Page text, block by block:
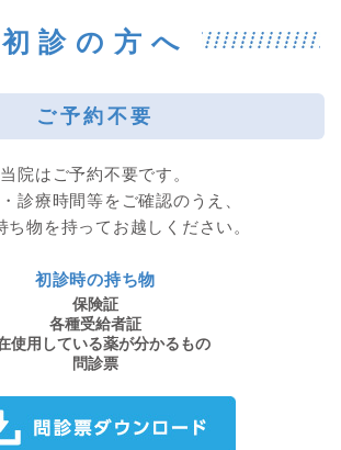
初診の方へ
ご予約不要
当院はご予約不要です。
診療時間等をご確認のうえ、
ち物を持ってお越しください。
初診時の持ち物
保険証
各種受給者証
使用している薬が分かるもの
問診票